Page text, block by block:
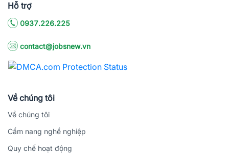
Hỗ trợ
0937.226.225
contact@jobsnew.vn
Về chúng tôi
Về chúng tôi
Cẩm nang nghề nghiệp
Quy chế hoạt động